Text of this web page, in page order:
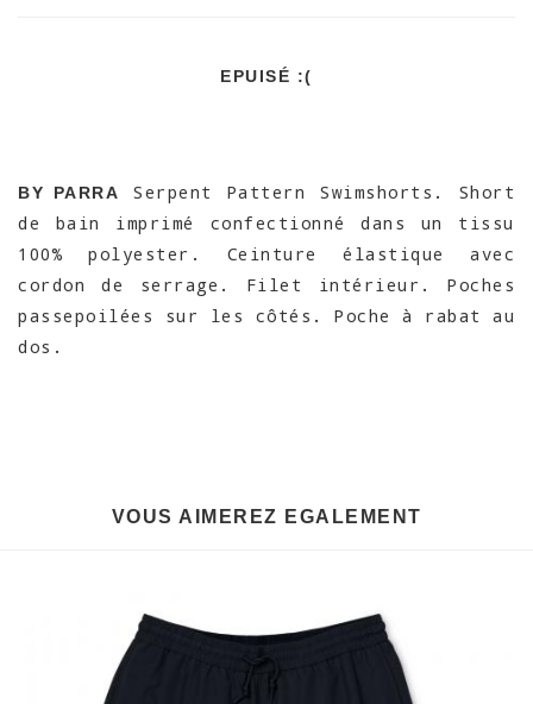
EPUISÉ :(
BY PARRA
Serpent Pattern Swimshorts. Short
de bain imprimé confectionné dans un tissu
100% polyester. Ceinture élastique avec
cordon de serrage. Filet intérieur. Poches
passepoilées sur les côtés. Poche à rabat au
dos.
VOUS AIMEREZ EGALEMENT